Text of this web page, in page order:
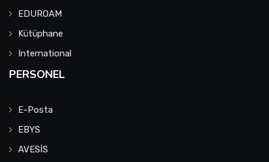
EDUROAM
Kütüphane
International
PERSONEL
E-Posta
EBYS
AVESİS